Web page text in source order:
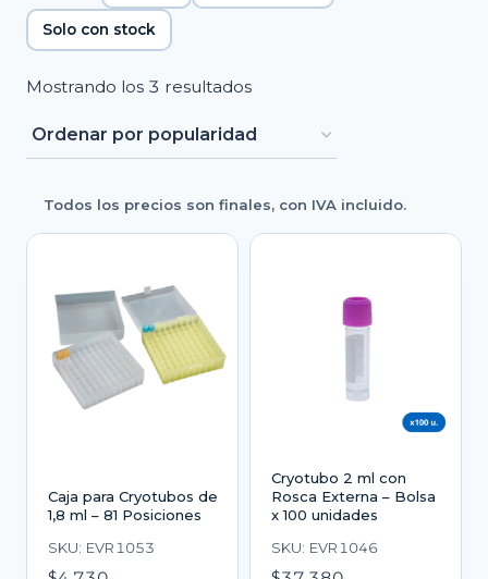
Solo con stock
Mostrando los 3 resultadosOrdenado
Todos los precios son finales, con IVA incluido.
Caja para Cryotubos de
1,8 ml – 81 Posiciones
SKU: EVR1053
Cryotubo 2 ml con
Rosca Externa – Bolsa
x 100 unidades
SKU: EVR1046